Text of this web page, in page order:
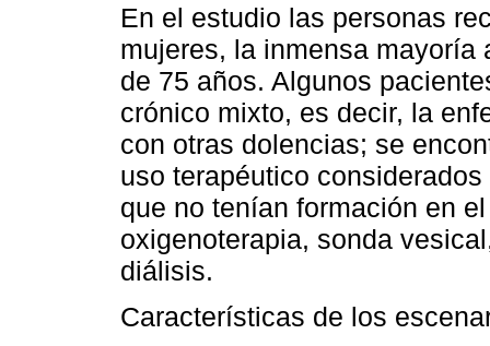
En el estudio las personas
mujeres, la inmensa mayoría
de 75 años. Algunos
crónico mixto, es decir, la
con otras dolencias; se
uso terapéutico
que no tenían formación en
oxigenoterapia, sonda
diálisis.
Características de los